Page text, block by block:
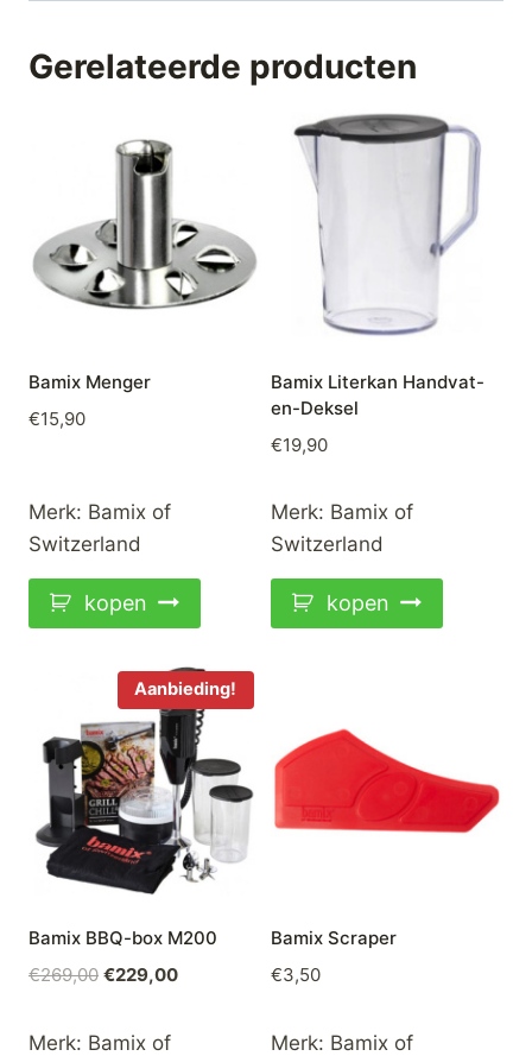
Gerelateerde producten
Bamix Menger
€15,90
Merk: Bamix of
Switzerland
kopen
Bamix Literkan Handvat-
en-Deksel
€19,90
Merk: Bamix of
Switzerland
kopen
Aanbieding!
Bamix BBQ-box M200
€269,00 Oorspronkelijke
was:
€229,00Huidige
Merk: Bamix of
Bamix Scraper
€3,50
Merk: Bamix of